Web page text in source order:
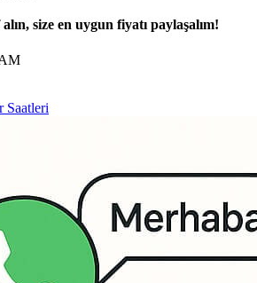
size en uygun fiyatı paylaşalım!
Saatleri